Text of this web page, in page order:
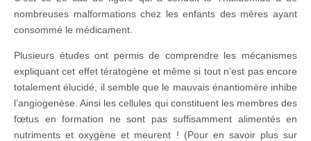
nombreuses malformations chez les enfants des mères ayant
consommé le médicament.
Plusieurs études ont permis de comprendre les mécanismes
expliquant cet effet tératogène et même si tout n’est pas encore
totalement élucidé, il semble que le mauvais énantiomère inhibe
l’angiogenèse. Ainsi les cellules qui constituent les membres des
fœtus en formation ne sont pas suffisamment alimentés en
nutriments et oxygène et meurent ! (Pour en savoir plus sur